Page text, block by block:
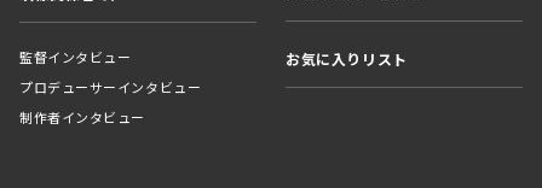
監督インタビュー
プロデューサーインタビュー
制作者インタビュー
お気に入りリスト